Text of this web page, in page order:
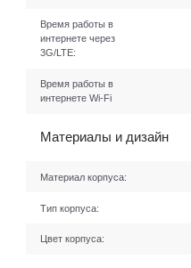
Время работы в
интернете через
3G/LTE:
Время работы в
интернете Wi-Fi
Материалы и дизайн
Материал корпуса:
Тип корпуса:
Цвет корпуса: